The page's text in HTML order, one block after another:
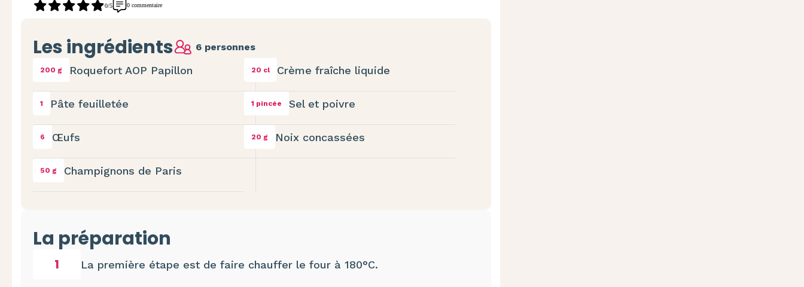
0/5 0 commentaire
Les ingrédients 6 personnes
200 g Roquefort AOP Papillon
1 Pâte feuilletée
6 Œufs
50 g Champignons de Paris
20 cl Crème fraîche liquide
1 pincée Sel et poivre
20 g Noix concassées
La préparation
1 La première étape est de faire chauffer le four à 180°C.